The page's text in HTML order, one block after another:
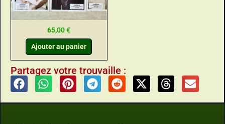
65,00€
Ajouter au panier
Partagez votre trouvaille :